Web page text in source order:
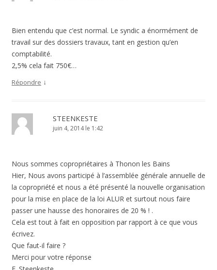
Bien entendu que c’est normal. Le syndic a énormément de
travail sur des dossiers travaux, tant en gestion qu’en
comptabilité.
2,5% cela fait 750€…
Répondre ↓
STEENKESTE
juin 4, 2014 le 1:42
Nous sommes copropriétaires à Thonon les Bains
Hier, Nous avons participé à l’assemblée générale annuelle de
la copropriété et nous a été présenté la nouvelle organisation
pour la mise en place de la loi ALUR et surtout nous faire
passer une hausse des honoraires de 20 % ! .
Cela est tout à fait en opposition par rapport à ce que vous
écrivez.
Que faut-il faire ?
Merci pour votre réponse